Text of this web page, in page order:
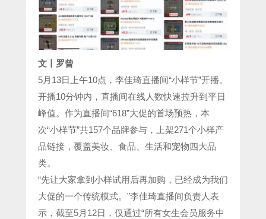
文丨罗曾
5月13日上午10点，李佳琦直播间“小样节”开播。
开播10分钟内，直播间在线人数快速拉升到平日
峰值。作为直播间“618”大促的首场预热，本
次“小样节”共157个品牌参与，上架271个小样产
品链接，覆盖美妆、食品、生活和宠物四大品
类。
“先让大家拿到小样试用后再加购，已经成为我们
大促的一个传统模式。”李佳琦直播间负责人表
示，截至5月12日，仅通过“所有女生会员服务中